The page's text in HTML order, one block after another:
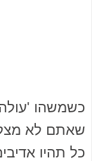
כשמשהו
שאתם לא
כל תהיו